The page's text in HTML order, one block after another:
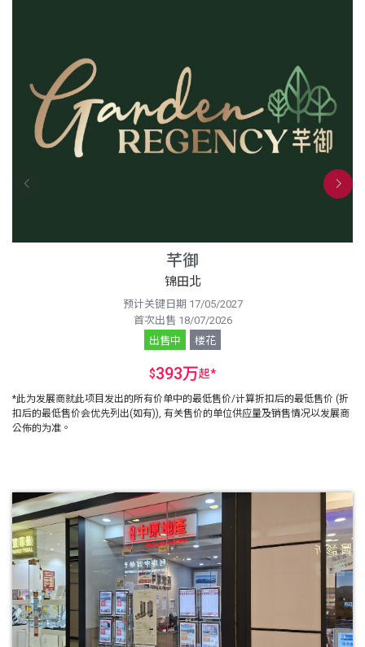
芊御
锦田北
预计关键日期 17/05/2027
首次出售 18/07/2026
出售中
楼花
$393万起*
*此为发展商就此项目发出的所有价单中的最低售价/计算折扣后的最低售价 (折
扣后的最低售价会优先列出(如有)), 有关售价的单位供应量及销售情况以发展商
公佈的为准。